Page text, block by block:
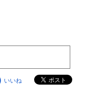
いいね